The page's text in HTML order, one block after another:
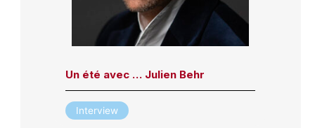
Un été avec … Julien Behr
Interview